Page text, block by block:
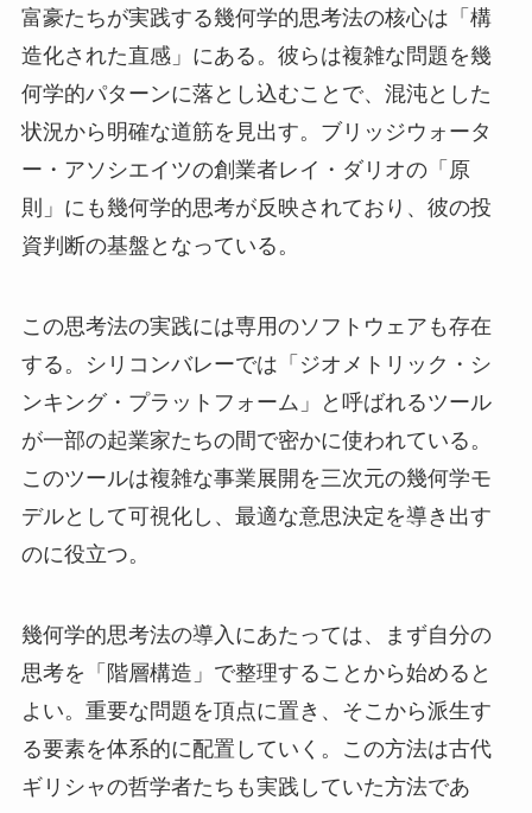
富豪たちが実践する幾何学的思考法の核心は「構
造化された直感」にある。彼らは複雑な問題を幾
何学的パターンに落とし込むことで、混沌とした
状況から明確な道筋を見出す。ブリッジウォータ
ー・アソシエイツの創業者レイ・ダリオの「原
則」にも幾何学的思考が反映されており、彼の投
資判断の基盤となっている。
この思考法の実践には専用のソフトウェアも存在
する。シリコンバレーでは「ジオメトリック・シ
ンキング・プラットフォーム」と呼ばれるツール
が一部の起業家たちの間で密かに使われている。
このツールは複雑な事業展開を三次元の幾何学モ
デルとして可視化し、最適な意思決定を導き出す
のに役立つ。
幾何学的思考法の導入にあたっては、まず自分の
思考を「階層構造」で整理することから始めると
よい。重要な問題を頂点に置き、そこから派生す
る要素を体系的に配置していく。この方法は古代
ギリシャの哲学者たちも実践していた方法であ